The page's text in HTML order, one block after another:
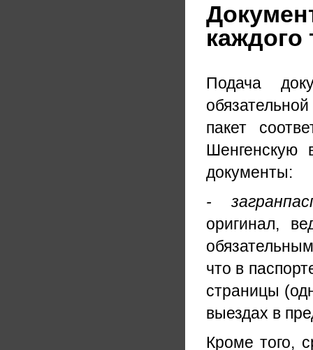
каждого
Подача
пакет
Шенгенскую
документы:
-
оригинал,
что в
страницы
выездах в
Кроме того,